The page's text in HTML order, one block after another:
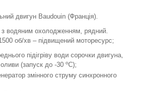
двигун Baudouin (Франція).
з водяним охолодженням, рядний.
об/хв – підвищений моторесурс;
підігріву води сорочки двигуна,
оливи (запуск до -30 ºС);
змінного струму синхронного